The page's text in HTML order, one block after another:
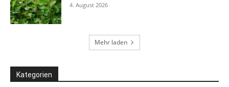
4. August 2026
Mehr laden
Kategorien